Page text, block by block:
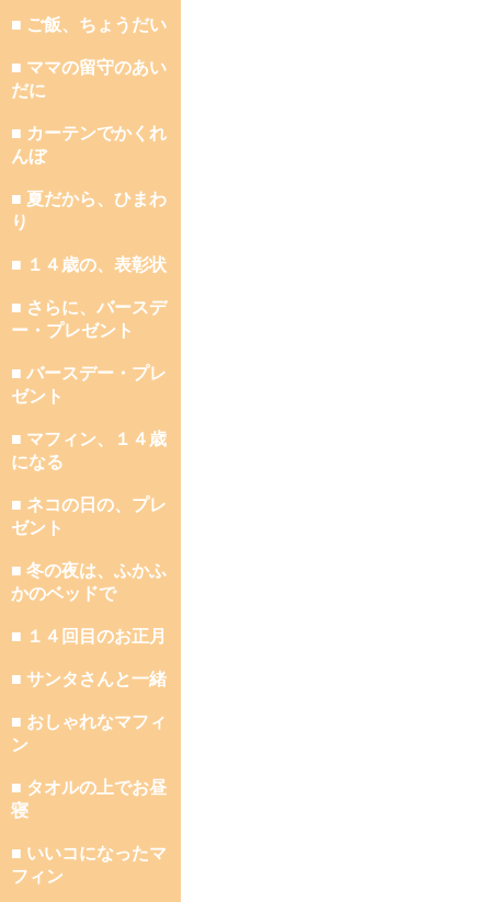
■ ご飯、ちょうだい
■ ママの留守のあい
だに
■ カーテンでかくれ
んぼ
■ 夏だから、ひまわ
り
■ １４歳の、表彰状
■ さらに、バースデ
ー・プレゼント
■ バースデー・プレ
ゼント
■ マフィン、１４歳
になる
■ ネコの日の、プレ
ゼント
■ 冬の夜は、ふかふ
かのベッドで
■ １４回目のお正月
■ サンタさんと一緒
■ おしゃれなマフィ
ン
■ タオルの上でお昼
寝
■ いいコになったマ
フィン